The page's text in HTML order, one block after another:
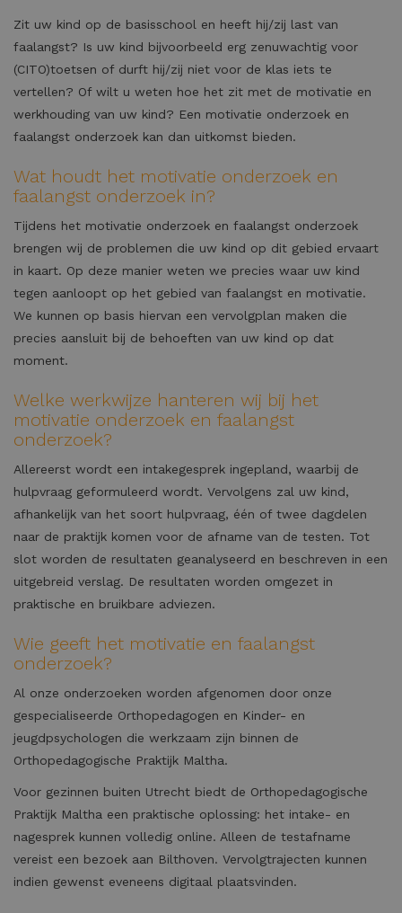
Zit uw kind op de basisschool en heeft hij/zij last van
faalangst? Is uw kind bijvoorbeeld erg zenuwachtig voor
(CITO)toetsen of durft hij/zij niet voor de klas iets te
vertellen? Of wilt u weten hoe het zit met de motivatie en
werkhouding van uw kind? Een motivatie onderzoek en
faalangst onderzoek kan dan uitkomst bieden.
Wat houdt het motivatie onderzoek en
faalangst onderzoek in?
Tijdens het motivatie onderzoek en faalangst onderzoek
brengen wij de problemen die uw kind op dit gebied ervaart
in kaart. Op deze manier weten we precies waar uw kind
tegen aanloopt op het gebied van faalangst en motivatie.
We kunnen op basis hiervan een vervolgplan maken die
precies aansluit bij de behoeften van uw kind op dat
moment.
Welke werkwijze hanteren wij bij het
motivatie onderzoek en faalangst
onderzoek?
Allereerst wordt een intakegesprek ingepland, waarbij de
hulpvraag geformuleerd wordt. Vervolgens zal uw kind,
afhankelijk van het soort hulpvraag, één of twee dagdelen
naar de praktijk komen voor de afname van de testen. Tot
slot worden de resultaten geanalyseerd en beschreven in een
uitgebreid verslag. De resultaten worden omgezet in
praktische en bruikbare adviezen.
Wie geeft het motivatie en faalangst
onderzoek?
Al onze onderzoeken worden afgenomen door onze
gespecialiseerde Orthopedagogen en Kinder- en
jeugdpsychologen die werkzaam zijn binnen de
Orthopedagogische Praktijk Maltha.
Voor gezinnen buiten Utrecht biedt de Orthopedagogische
Praktijk Maltha een praktische oplossing: het intake- en
nagesprek kunnen volledig online. Alleen de testafname
vereist een bezoek aan Bilthoven. Vervolgtrajecten kunnen
indien gewenst eveneens digitaal plaatsvinden.